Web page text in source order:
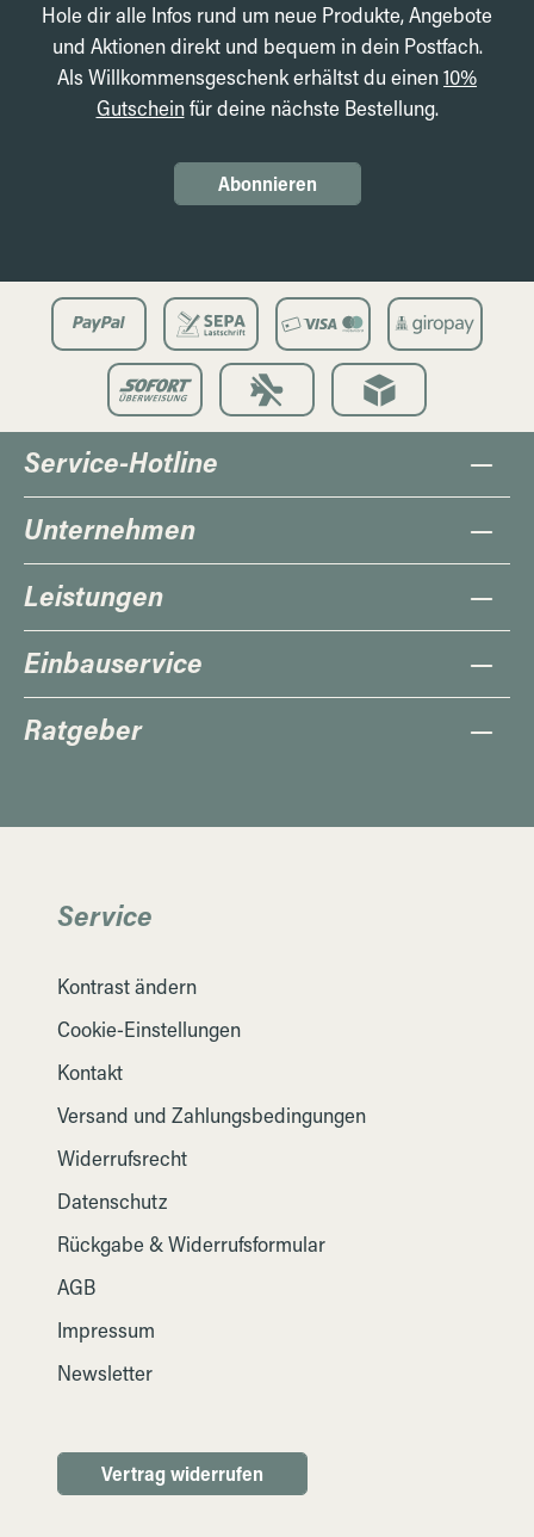
Hole dir alle Infos rund um neue Produkte, Angebote
und Aktionen direkt und bequem in dein Postfach.
Als Willkommensgeschenk erhältst du einen10%
Gutscheinfür deine nächste Bestellung.
Abonnieren
Service-Hotline
Unternehmen
Leistungen
Einbauservice
Ratgeber
Service
Kontrast ändern
Cookie-Einstellungen
Kontakt
Versand und Zahlungsbedingungen
Widerrufsrecht
Datenschutz
Rückgabe & Widerrufsformular
AGB
Impressum
Newsletter
Vertrag widerrufen